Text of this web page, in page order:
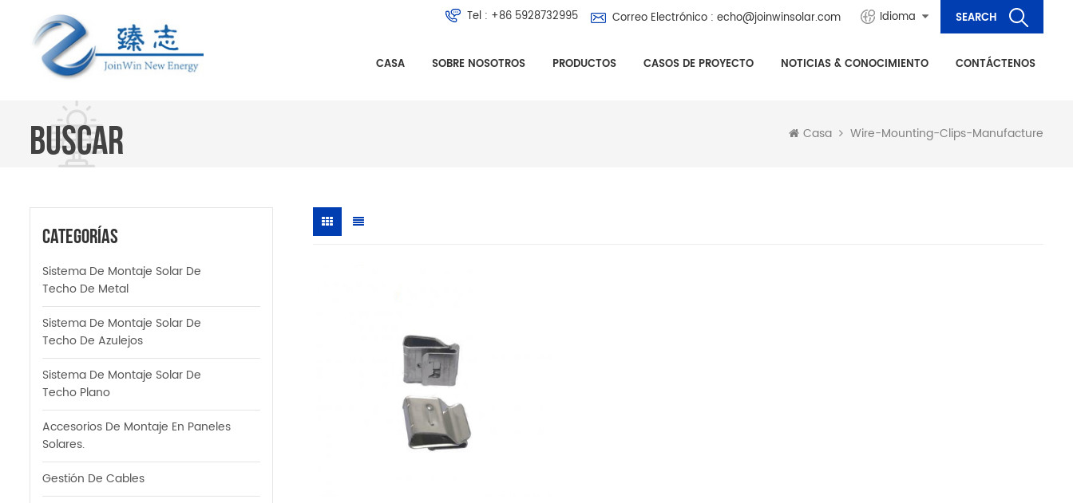
Idioma
Tel : +86 5928732995 Correo Electrónico : echo@joinwinsolar.com
CASA SOBRE NOSOTROS PRODUCTOS CASOS DE PROYECTO NOTICIAS & CONOCIMIENTO CONTÁCTENOS
BUSCAR Casa Wire-Mounting-Clips-Manufacture
Categorías
Sistema De Montaje Solar De
Techo De Metal
Sistema De Montaje Solar De
Techo De Azulejos
Sistema De Montaje Solar De
Techo Plano
Accesorios De Montaje En Paneles
Solares.
Gestión De Cables